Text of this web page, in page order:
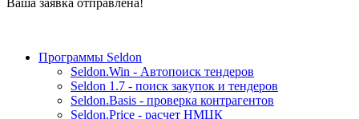
Ваша заявка отправлена!
Программы Seldon
Seldon.Win - Автопоиск тендеров
Seldon 1.7 - поиск закупок и тендеров
Seldon.Basis - проверка контрагентов
Seldon.Price - расчет НМЦК